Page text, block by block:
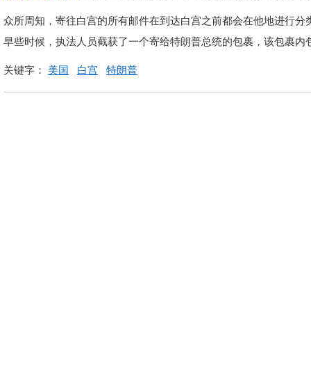
众所周知，寄往白宫的所有邮件在到达白宫之前都会在他地进行
早些时候，执法人员截获了一个寄给特朗普总统的包裹，该包裹内
关键字： 美国 白宫 特朗普